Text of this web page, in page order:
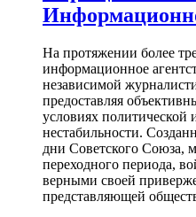
На протяжении более
информационное
независимой
предоставляя
условиях политической
нестабильности.
дни Советского Союза,
переходного периода,
верными своей
представляющей